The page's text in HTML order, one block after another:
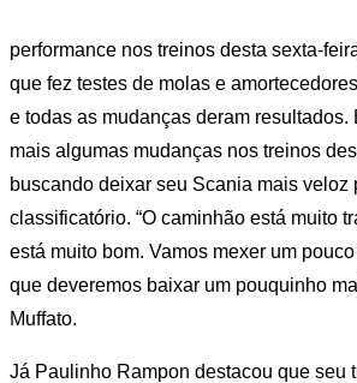
performance nos treinos desta sexta-
que fez testes de molas e
e todas as mudanças deram resultados.
mais algumas mudanças nos treinos
buscando deixar seu Scania mais veloz
classificatório. “O caminhão está muito
está muito bom. Vamos mexer um
que deveremos baixar um pouquinho
Muffato.
Já Paulinho Rampon destacou que seu